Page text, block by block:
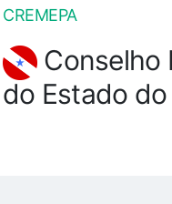
CREMEPA
Conselho
do Estado do